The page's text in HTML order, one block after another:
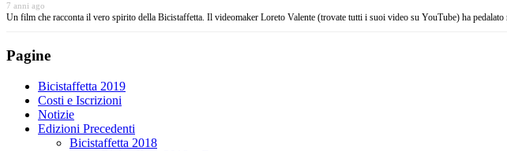
7 anni ago
Un film che racconta il vero spirito della Bicistaffetta. Il videomaker Loreto Valente (trovate tutti i suoi video su YouTube) ha
Pagine
Bicistaffetta 2019
Costi e Iscrizioni
Notizie
Edizioni Precedenti
Bicistaffetta 2018